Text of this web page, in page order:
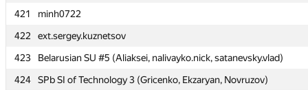
421
minh0722
422
ext.sergey.kuznetsov
423
Belarusian SU #5 (Aliaksei, nalivayko.nick, satanevsky.vlad)
424
SPb SI of Technology 3 (Gricenko, Ekzaryan, Novruzov)
421
minh0722
422
ext.sergey.kuznetsov
423
Belarusian SU #5 (Aliaksei, nalivayko.nick, satanevsky.vlad)
424
SPb SI of Technology 3 (Gricenko, Ekzaryan, Novruzov)